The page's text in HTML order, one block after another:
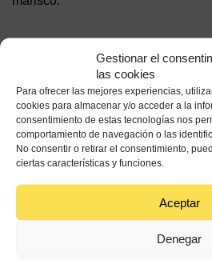
Gestionar el
las cookies
Para ofrecer las mejores experiencias,
cookies para almacenar y/o acceder a la
consentimiento de estas tecnologías nos
comportamiento de navegación o las
No consentir o retirar el consentimiento,
ciertas características y funciones.
Aceptar
Denegar
Con qué acompañar el
Puedes acompañar el carpaccio
hemos presentado en esta receta,
virgen extra, pistacho y cilantro, o
vinagreta de cítricos, como esta
https://
Cómo servir el carpaccio de